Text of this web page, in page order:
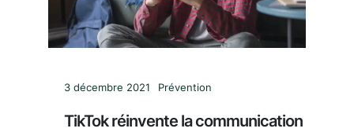
3 décembre 2021 Prévention
TikTok réinvente la communication